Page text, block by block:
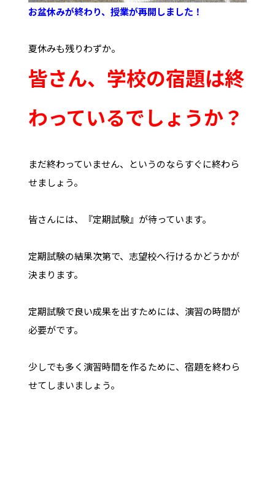
お盆休みが終わり、授業が再開しました！
夏休みも残りわずか。
皆さん、学校の宿題は終
わっているでしょうか？
まだ終わっていません、というのならすぐに終わら
せましょう。
皆さんには、『定期試験』が待っています。
定期試験の結果次第で、志望校へ行けるかどうかが
決まります。
定期試験で良い成果を出すためには、演習の時間が
必要がです。
少しでも多く演習時間を作るために、宿題を終わら
せてしまいましょう。